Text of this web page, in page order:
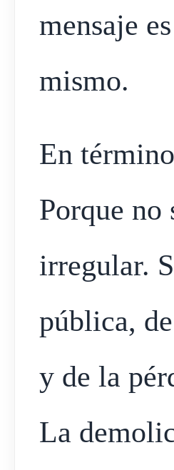
mensaje
mismo.
En
Porque
irregular.
pública,
y de la
La